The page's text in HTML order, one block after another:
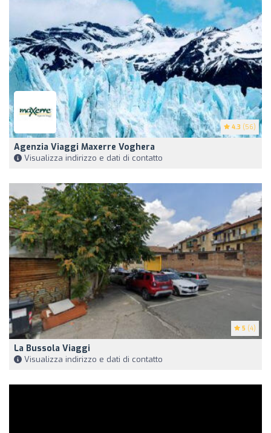
4.3 (56)
Agenzia Viaggi Maxerre Voghera
Visualizza indirizzo e dati di contatto
5 (4)
La Bussola Viaggi
Visualizza indirizzo e dati di contatto